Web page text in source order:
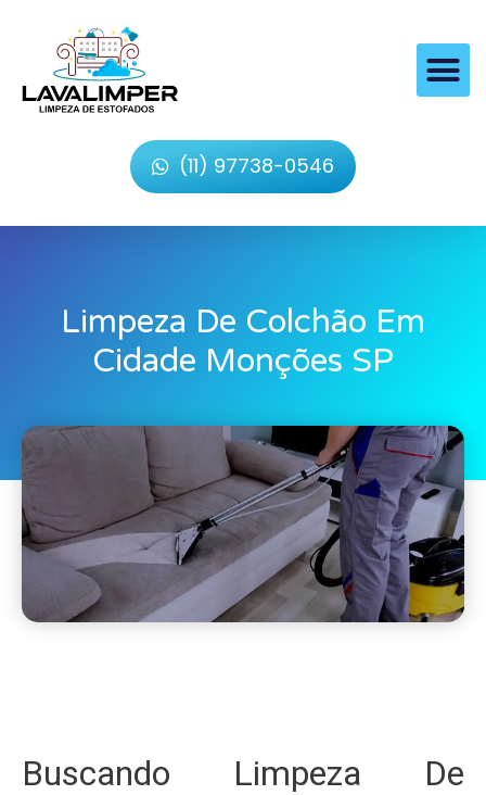
(11) 97738-0546
Limpeza De Colchão Em
Cidade Monções SP
Buscando Limpeza De